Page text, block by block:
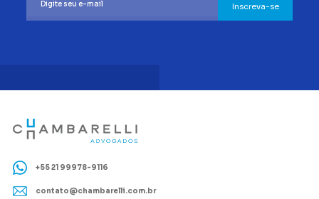
Inscreva-se
+55 21 99978-9116
contato@chambarelli.com.br